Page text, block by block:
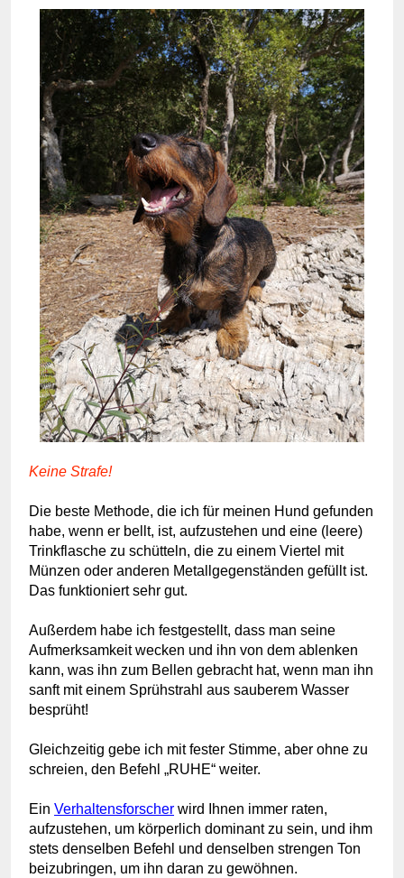
Keine Strafe!
Die beste Methode, die ich für meinen Hund gefunden
habe, wenn er bellt, ist, aufzustehen und eine (leere)
Trinkflasche zu schütteln, die zu einem Viertel mit
Münzen oder anderen Metallgegenständen gefüllt ist.
Das funktioniert sehr gut.
Außerdem habe ich festgestellt, dass man seine
Aufmerksamkeit wecken und ihn von dem ablenken
kann, was ihn zum Bellen gebracht hat, wenn man ihn
sanft mit einem Sprühstrahl aus sauberem Wasser
besprüht!
Gleichzeitig gebe ich mit fester Stimme, aber ohne zu
schreien, den Befehl „RUHE“ weiter.
Ein Verhaltensforscher wird Ihnen immer raten,
aufzustehen, um körperlich dominant zu sein, und ihm
stets denselben Befehl und denselben strengen Ton
beizubringen, um ihn daran zu gewöhnen.